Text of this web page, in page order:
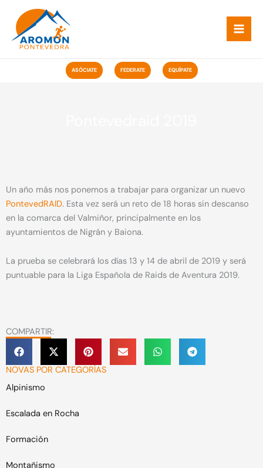
contido
ASÓCIATE FEDERATE EQUÍPATE
Un año más nos ponemos a trabajar para organizar un nuevo
PontevedRAID. Esta vez será un reto de 18 horas sin descanso
en la comarca del Valmiñor, principalmente en los
ayuntamientos de Nigrán y Baiona.
La prueba se celebrará los días 13 y 14 de abril de 2019 y será
puntuable para la Liga Española de Raids de Aventura 2019.
COMPARTIR:
NOVAS POR CATEGORÍAS
Alpinismo
Escalada en Rocha
Formación
Montañismo